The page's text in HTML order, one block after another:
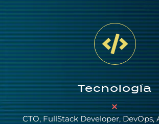
Tecnología
CTO, FullStack Developer, DevOps,